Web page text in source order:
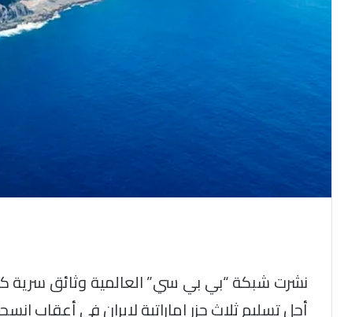
نشرت شبكة “بي بي سي” العالمية وثائق سرية
أجل تسليم ثلاث جزر إماراتية لإيران في أعقاب